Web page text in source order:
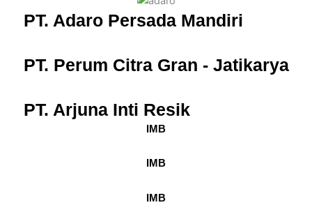
PT. Adaro Persada Mandiri
PT. Perum Citra Gran - Jatikarya
PT. Arjuna Inti Resik
IMB
IMB
IMB